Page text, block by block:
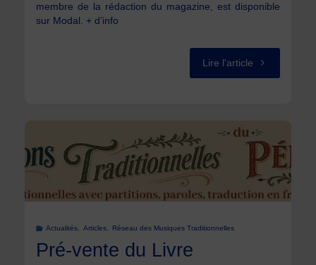
membre de la rédaction du magazine, est disponible
sur Modal. + d’info
Lire l'article"Tout
s’en
bal
Actualités, Articles, Réseau des Musiques Traditionnelles
Pré-vente du Livre